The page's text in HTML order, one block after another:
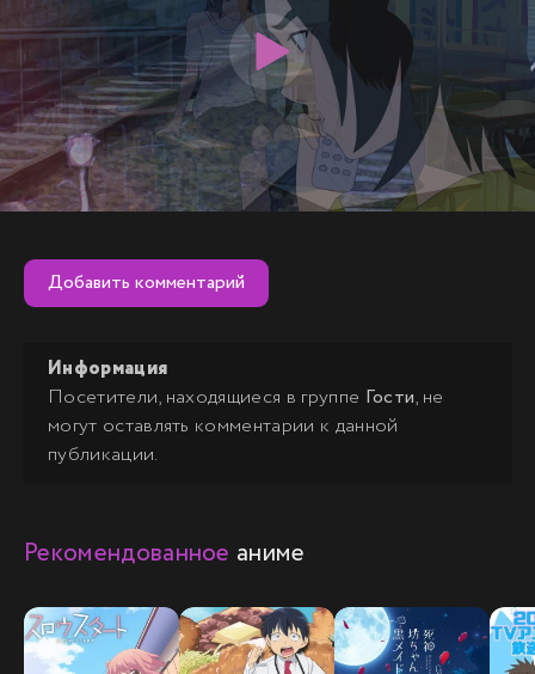
Добавить комментарий
Информация
Посетители, находящиеся в группе Гости, не
могут оставлять комментарии к данной
публикации.
Рекомендованное аниме